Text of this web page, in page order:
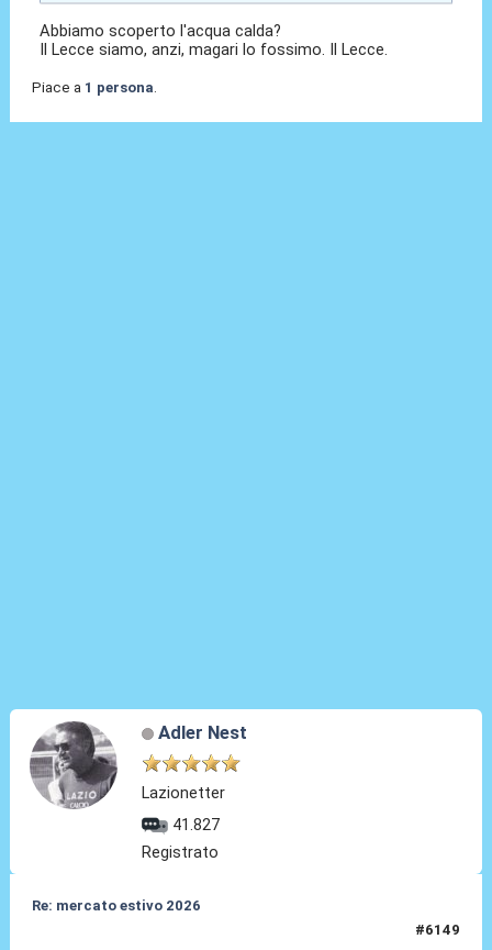
Abbiamo scoperto l'acqua calda?
Il Lecce siamo, anzi, magari lo fossimo. Il Lecce.
Piace a 1 persona
Adler Nest
Lazionetter
41.827
Registrato
Re: mercato estivo 2026
#6149